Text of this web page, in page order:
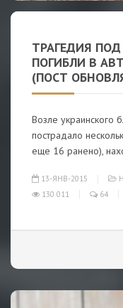
ТРАГЕДИЯ
ПОГИБЛИ В
(ПОСТ
Возле украинского
пострадало
еще 16 ранено),
13-ЯНВ-2015
130 011
64